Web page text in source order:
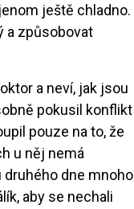
ještě chladno.
a způsobovat
a neví, jak jsou
pokusil konflikt
pouze na to, že
u něj nemá
druhého dne mnoho
aby se nechali